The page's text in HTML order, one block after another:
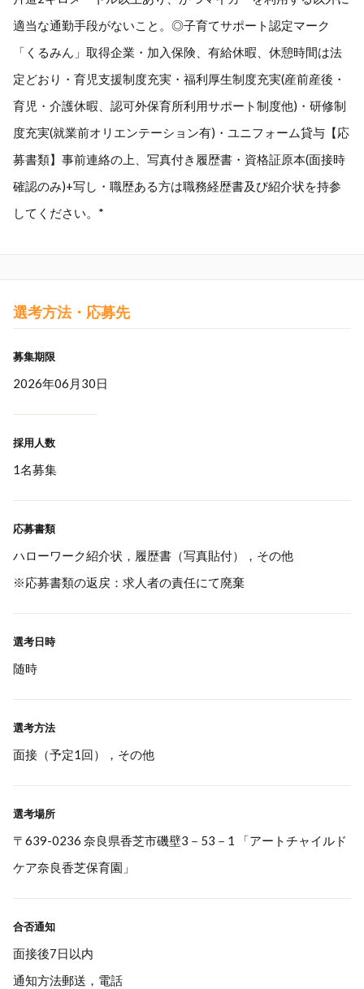
適当な通勤手段がないこと。◎子育てサポート認定マーク
「くるみん」取得企業・加入保険、有給休暇、休憩時間は法
定どおり・育児支援制度充実・福利厚生制度充実(産前産後・
育児・介護休暇、認可外保育所利用サポート制度他)・研修制
度充実(就業前オリエンテーション有)・ユニフォーム貸与【応
募書類】事前連絡の上、写真付き履歴書・資格証原本(面接時
確認のみ)+写し・職歴ある方は職務経歴書及び紹介状を持参
してください。*
選考方法・応募先
募集期限
2026年06月30日
採用人数
1名募集
応募書類
ハローワーク紹介状，履歴書（写真貼付），その他
※応募書類の返戻：求人者の責任にて廃棄
選考日時
随時
選考方法
面接（予定1回），その他
選考場所
〒639-0236 奈良県香芝市磯壁3－53－1 「アートチャイルド
ケア奈良香芝保育園」
合否通知
面接後7日以内
通知方法郵送，電話